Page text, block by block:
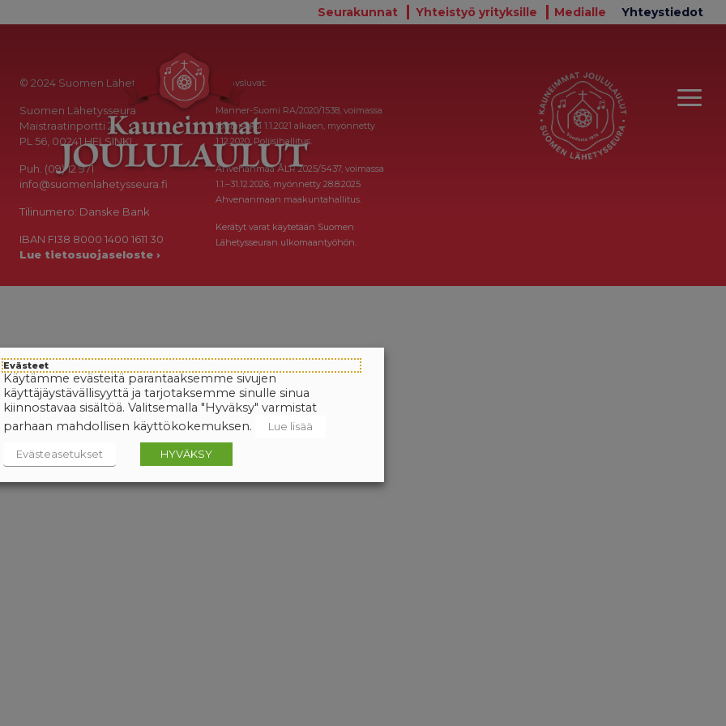
Seurakunnat Yhteistyö yrityksille Medialle Yhteystiedot
© 2024 Suomen Lähetysseura
Suomen Lähetysseura
Maistraatinportti 2a
PL 56, 00241 HELSINKI
Puh. (09) 12 971
info@suomenlahetysseura.fi
Tilinumero: Danske Bank
IBAN FI38 8000 1400 1611 30
Lue tietosuojaseloste ›
Keräysluvat:
Manner-Suomi RA/2020/1538, voimassa
toistaiseksi 1.1.2021 alkaen, myönnetty
1.12.2020, Poliisihallitus.
Ahvenanmaa ÅLR 2025/5437, voimassa
1.1.–31.12.2026, myönnetty 28.8.2025
Ahvenanmaan maakuntahallitus.
Kerätyt varat käytetään Suomen
Lähetysseuran ulkomaantyöhön.
Evästeet
Käytämme evästeitä parantaaksemme sivujen
käyttäjäystävällisyyttä ja tarjotaksemme sinulle sinua
kiinnostavaa sisältöä. Valitsemalla "Hyväksy" varmistat
parhaan mahdollisen käyttökokemuksen.
Lue lisää
Evästeasetukset HYVÄKSY